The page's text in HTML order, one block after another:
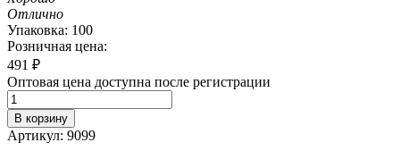
Отлично
Упаковка: 100
Розничная цена:
491 ₽
Оптовая цена доступна после регистрации
В корзину
Артикул: 9099